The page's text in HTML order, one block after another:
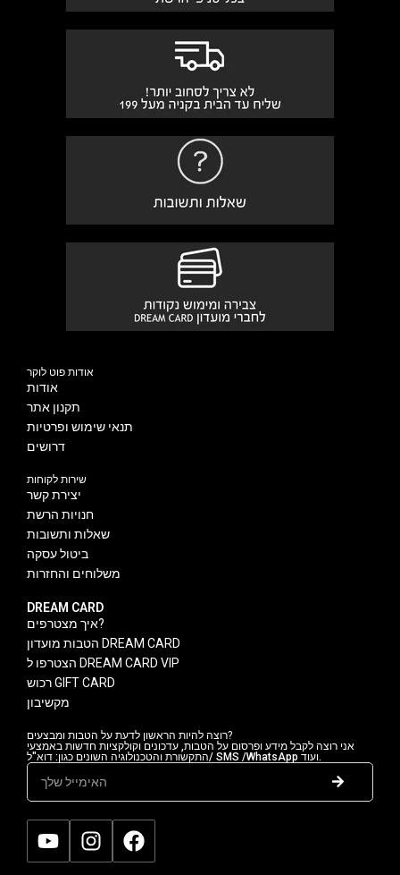
אודות פוט לוקר
אודות
תקנון אתר
תנאי שימוש ופרטיות
דרושים
שירות לקוחות
יצירת קשר
חנויות הרשת
שאלות ותשובות
ביטול עסקה
משלוחים והחזרות
DREAM CARD
איך מצטרפים?
הטבות מועדון DREAM CARD
הצטרפו ל DREAM CARD VIP
רכוש GIFT CARD
מקשיבון
רוצה להיות הראשון לדעת על הטבות ומבצעים?
אני רוצה לקבל מידע ופרסום על הטבות, עדכונים וקולקציות חדשות באמצעי
התקשורת והטכנולוגיה השונים כגון: דוא"ל/ SMS /WhatsApp ועוד.